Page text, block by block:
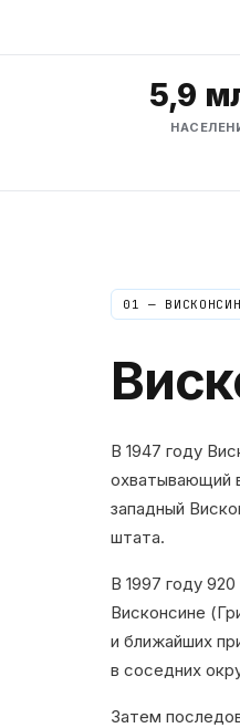
5,9
01 — ВИСКОНСИН
В 1947 году
охватывающий
западный
штата.
В 1997 году
Висконсине
и ближайших
в соседних
Затем